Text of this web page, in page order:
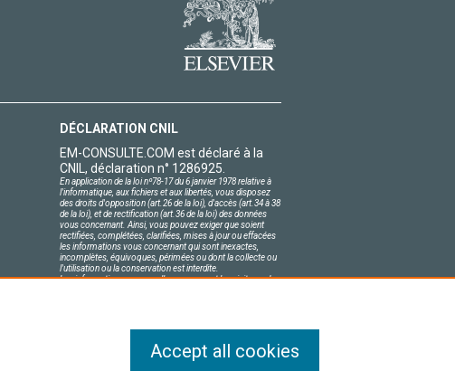
DÉCLARATION CNIL
EM-CONSULTE.COM est déclaré à la
CNIL, déclaration n° 1286925.
En application de la loi nº78-17 du 6 janvier 1978 relative à
l'informatique, aux fichiers et aux libertés, vous disposez
des droits d'opposition (art.26 de la loi), d'accès (art.34 à 38
de la loi), et de rectification (art.36 de la loi) des données
vous concernant. Ainsi, vous pouvez exiger que soient
rectifiées, complétées, clarifiées, mises à jour ou effacées
les informations vous concernant qui sont inexactes,
incomplètes, équivoques, périmées ou dont la collecte ou
l'utilisation ou la conservation est interdite.
Les informations personnelles concernant les visiteurs de
Accept all cookies